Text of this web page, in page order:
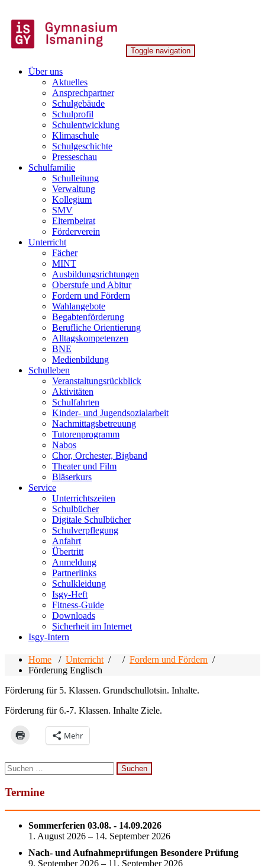
to
content
Gymnasium Ismaning
Toggle navigation
Über uns
Aktuelles
Ansprechpartner
Schulgebäude
Schulprofil
Schulentwicklung
Klimaschule
Schulgeschichte
Presseschau
Schulfamilie
Schulleitung
Verwaltung
Kollegium
SMV
Elternbeirat
Förderverein
Unterricht
Fächer
MINT
Ausbildungsrichtungen
Oberstufe und Abitur
Fordern und Fördern
Wahlangebote
Begabtenförderung
Berufliche Orientierung
Alltagskompetenzen
BNE
Medienbildung
Schulleben
Veranstaltungsrückblick
Aktivitäten
Schulfahrten
Kinder- und Jugendsozialarbeit
Nachmittagsbetreuung
Tutorenprogramm
Nabos
Chor, Orchester, Bigband
Theater und Film
Bläserkurs
Service
Unterrichtszeiten
Schulbücher
Digitale Schulbücher
Schulverpflegung
Anfahrt
Übertritt
Anmeldung
Partnerlinks
Schulkleidung
Isgy-Heft
Fitness-Guide
Downloads
Sicherheit im Internet
Isgy-Intern
Home / Unterricht / / Fordern und Fördern /
Förderung Englisch
Förderung für 5. Klassen. Grundschullotsin. Inhalte.
Förderung für 6.-7. Klassen. Inhalte Ziele.
Mehr
Suchen
nach:
Termine
Sommerferien 03.08. - 14.09.2026
1. August 2026 – 14. September 2026
Nach- und Aufnahmeprüfungen Besondere Prüfung
9. September 2026 – 11. September 2026